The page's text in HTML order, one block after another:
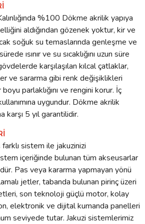
%100 Dökme akrilik yapıya
aldığından gözenek yoktur, kir ve
soğuk su temaslarında genleşme ve
ısınır ve su sıcaklığını uzun süre
karşılaşılan kılcal çatlaklar,
ve sararma gibi renk değişiklikleri
parlaklığını ve rengini korur. İç
uygundur. Dökme akrilik
karşı 5 yıl garantilidir.
sistem ile jakuzinizi
içeriğinde bulunan tüm akseusarlar
Pas veya kararma yapmayan yönü
jetler, tabanda bulunan pirinç üzeri
son teknoloji güçlü motor, kolay
elektronik ve dijital kumanda panelleri
seviyede tutar. Jakuzi sistemlerimiz